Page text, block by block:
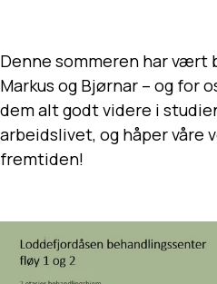
Denne sommeren har vært
Markus og Bjørnar – og for
dem alt godt videre i
arbeidslivet, og håper våre
fremtiden!